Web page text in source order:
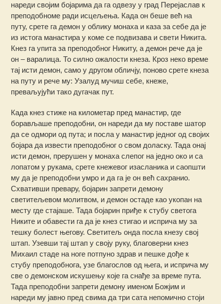
нареди својим бојарима да га одвезу у град Перејаслав к
преподобноме ради исцељења. Када он беше већ на
путу, срете га демон у облику монаха и каза за себе да је
из истога манастира у коме се подвизава и свети Никита.
Кнез га упита за преподобног Никиту, а демон рече да је
он – варалица. То силно ожалости кнеза. Кроз неко време
тај исти демон, само у другом обличју, поново срете кнеза
на путу и рече му: Узалуд мучиш себе, кнеже,
преваљујући тако дугачак пут.
Када кнез стиже на километар пред манастир, где
борављаше преподобни, он нареди да му поставе шатор
да се одмори од пута; и посла у манастир једног од својих
бојара да извести преподобног о свом доласку. Тада онај
исти демон, прерушен у монаха слепог на једно око и са
лопатом у рукама, срете кнежевог изасланика и саопшти
му да је преподобни умро и да га је он већ сахранио.
Схвативши превару, бојарин запрети демону
светитељевом молитвом, и демон остаде као укопан на
месту где стајаше. Тада бојарин приђе к стубу светога
Никите и обавести га да је кнез стигао и исприча му за
тешку болест његову. Светитељ онда посла кнезу свој
штап. Узевши тај штап у своју руку, благоверни кнез
Михаил стаде на ноге потпуно здрав и пешке дође к
стубу преподобнога, узе благослов од њега, и исприча му
све о демонском искушењу које га снађе за време пута.
Тада преподобни запрети демону именом Божјим и
нареди му јавно пред свима да три сата непомично стоји